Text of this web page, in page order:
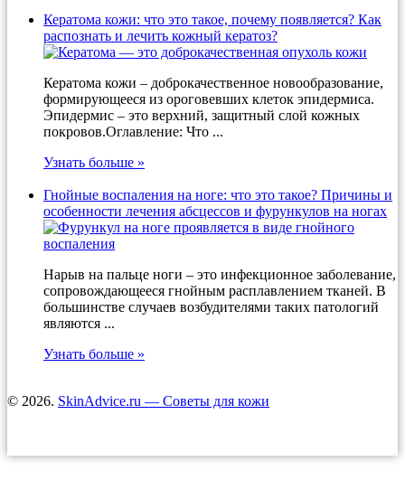
Кератома кожи: что это такое, почему появляется? Как
распознать и лечить кожный кератоз?
Кератома кожи – доброкачественное новообразование,
формирующееся из ороговевших клеток эпидермиса.
Эпидермис – это верхний, защитный слой кожных
покровов.Оглавление: Что ...
Узнать больше »
Гнойные воспаления на ноге: что это такое? Причины и
особенности лечения абсцессов и фурункулов на ногах
Нарыв на пальце ноги – это инфекционное заболевание,
сопровождающееся гнойным расплавлением тканей. В
большинстве случаев возбудителями таких патологий
являются ...
Узнать больше »
© 2026. SkinAdvice.ru — Советы для кожи